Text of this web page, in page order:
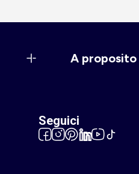
A proposito
Seguici